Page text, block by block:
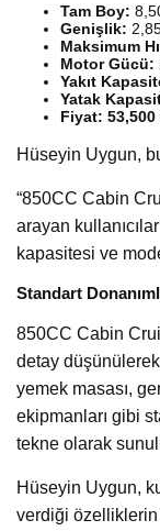
Tam Boy:
Genişlik:
Maksimum
Motor Gücü:
Yakıt
Yatak
Fiyat: 53,500
Hüseyin Uygun,
“850CC Cabin
arayan
kapasitesi ve
Standart
850CC Cabin
detay
yemek masası,
ekipmanları gibi
tekne olarak
Hüseyin Uygun,
verdiği özelliklerin